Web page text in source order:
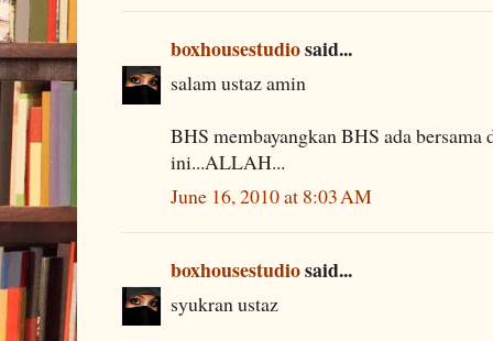
boxhousestudiosaid...
salam ustaz amin
BHS membayangkan BHS ada bersama
ini...ALLAH...
June 16, 2010 at 8:03 AM
boxhousestudiosaid...
syukran ustaz